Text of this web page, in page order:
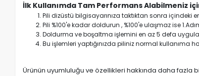
İlk Kullanımda Tam Performans Alabilmeniz
Pili dizüstü bilgisayarınıza taktıktan sonra
Pili %100'e kadar doldurun , %100'e ulaşmaz ise
Doldurma ve boşaltma işlemini en az 5 defa
Bu işlemleri yaptığınızda piliniz normal kullanıma
Ürünün uyumluluğu ve özellikleri hakkında daha